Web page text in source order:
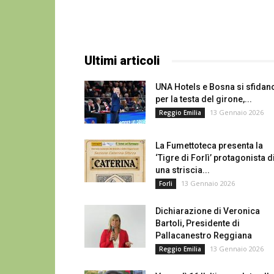
Ultimi articoli
UNA Hotels e Bosna si
per la testa del girone,...
Reggio Emilia 13 Gennaio 2026
La Fumettoteca presenta la
‘Tigre di Forlì’ protagonista
una striscia...
Forli 13 Gennaio 2026
Dichiarazione di Veronica
Bartoli, Presidente di
Pallacanestro Reggiana
Reggio Emilia 13 Gennaio 2026